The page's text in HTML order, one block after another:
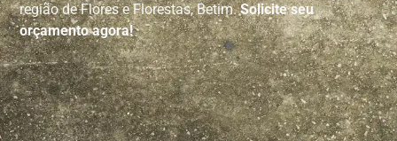
região de Flores e Florestas, Betim.Solicite seu
orçamento agora!